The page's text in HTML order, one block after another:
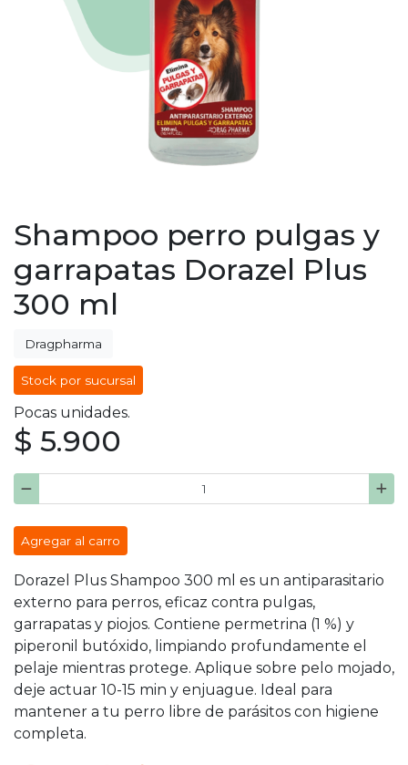
Shampoo perro pulgas y
garrapatas Dorazel Plus
300 ml
Dragpharma
Stock por sucursal
Pocas unidades.
$ 5.900
Agregar al carro
Dorazel Plus Shampoo 300 ml es un antiparasitario
externo para perros, eficaz contra pulgas,
garrapatas y piojos. Contiene permetrina (1 %) y
piperonil butóxido, limpiando profundamente el
pelaje mientras protege. Aplique sobre pelo mojado,
deje actuar 10-15 min y enjuague. Ideal para
mantener a tu perro libre de parásitos con higiene
completa.